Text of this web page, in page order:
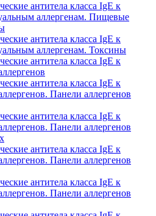
антитела класса IgE к
аллергенам. Пищевые
антитела класса IgE к
аллергенам. Токсины
антитела класса IgE к
антитела класса IgE к
Панели аллергенов
антитела класса IgE к
Панели аллергенов
антитела класса IgE к
Панели аллергенов
антитела класса IgE к
Панели аллергенов